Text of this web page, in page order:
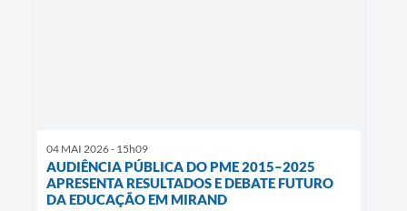
04 MAI 2026 - 15h09
AUDIÊNCIA PÚBLICA DO PME 2015–2025
APRESENTA RESULTADOS E DEBATE FUTURO
DA EDUCAÇÃO EM MIRAND